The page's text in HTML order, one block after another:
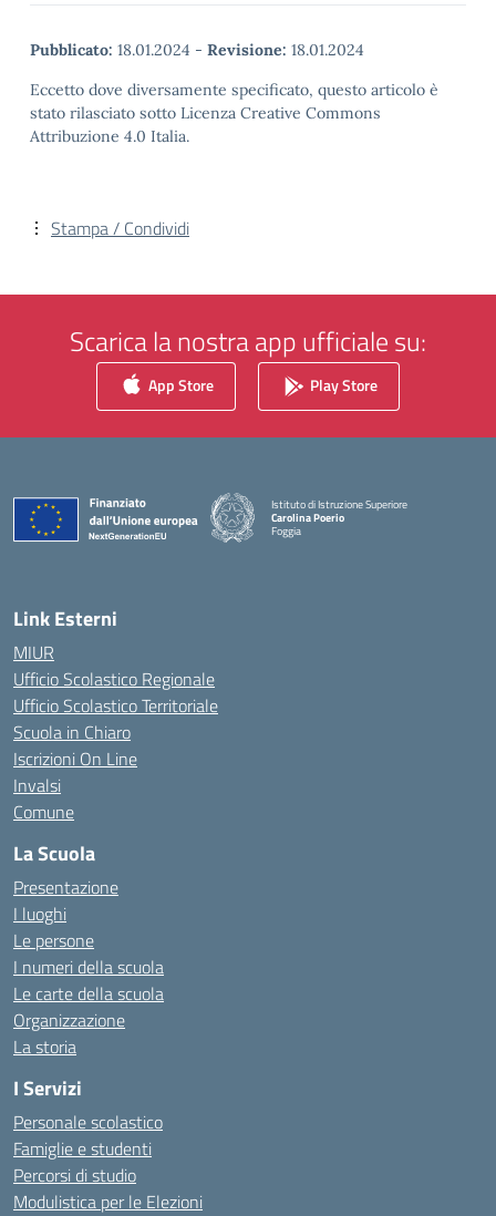
Pubblicato: 18.01.2024 - Revisione: 18.01.2024
Eccetto dove diversamente specificato, questo articolo è
stato rilasciato sotto Licenza Creative Commons
Attribuzione 4.0 Italia.
Stampa / Condividi
Scarica la nostra app ufficiale su:
App Store Play Store
Istituto di Istruzione Superiore
Carolina Poerio
Foggia
— Visita la pagina iniziale della scuola
Link Esterni
MIUR
Ufficio Scolastico Regionale
Ufficio Scolastico Territoriale
Scuola in Chiaro
Iscrizioni On Line
Invalsi
Comune
La Scuola
Presentazione
I luoghi
Le persone
I numeri della scuola
Le carte della scuola
Organizzazione
La storia
I Servizi
Personale scolastico
Famiglie e studenti
Percorsi di studio
Modulistica per le Elezioni